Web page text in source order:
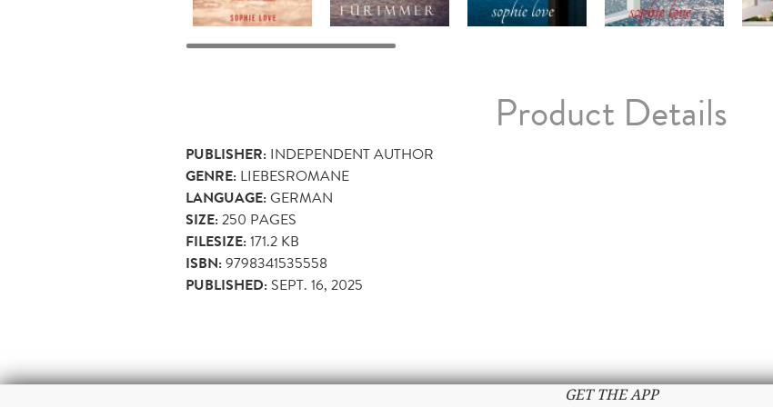
Product Details
PUBLISHER: INDEPENDENT AUTHOR
GENRE: LIEBESROMANE
LANGUAGE:GERMAN
SIZE:250 PAGES
FILESIZE:171.2 KB
ISBN:9798341535558
PUBLISHED: SEPT. 16, 2025
GET THE APP